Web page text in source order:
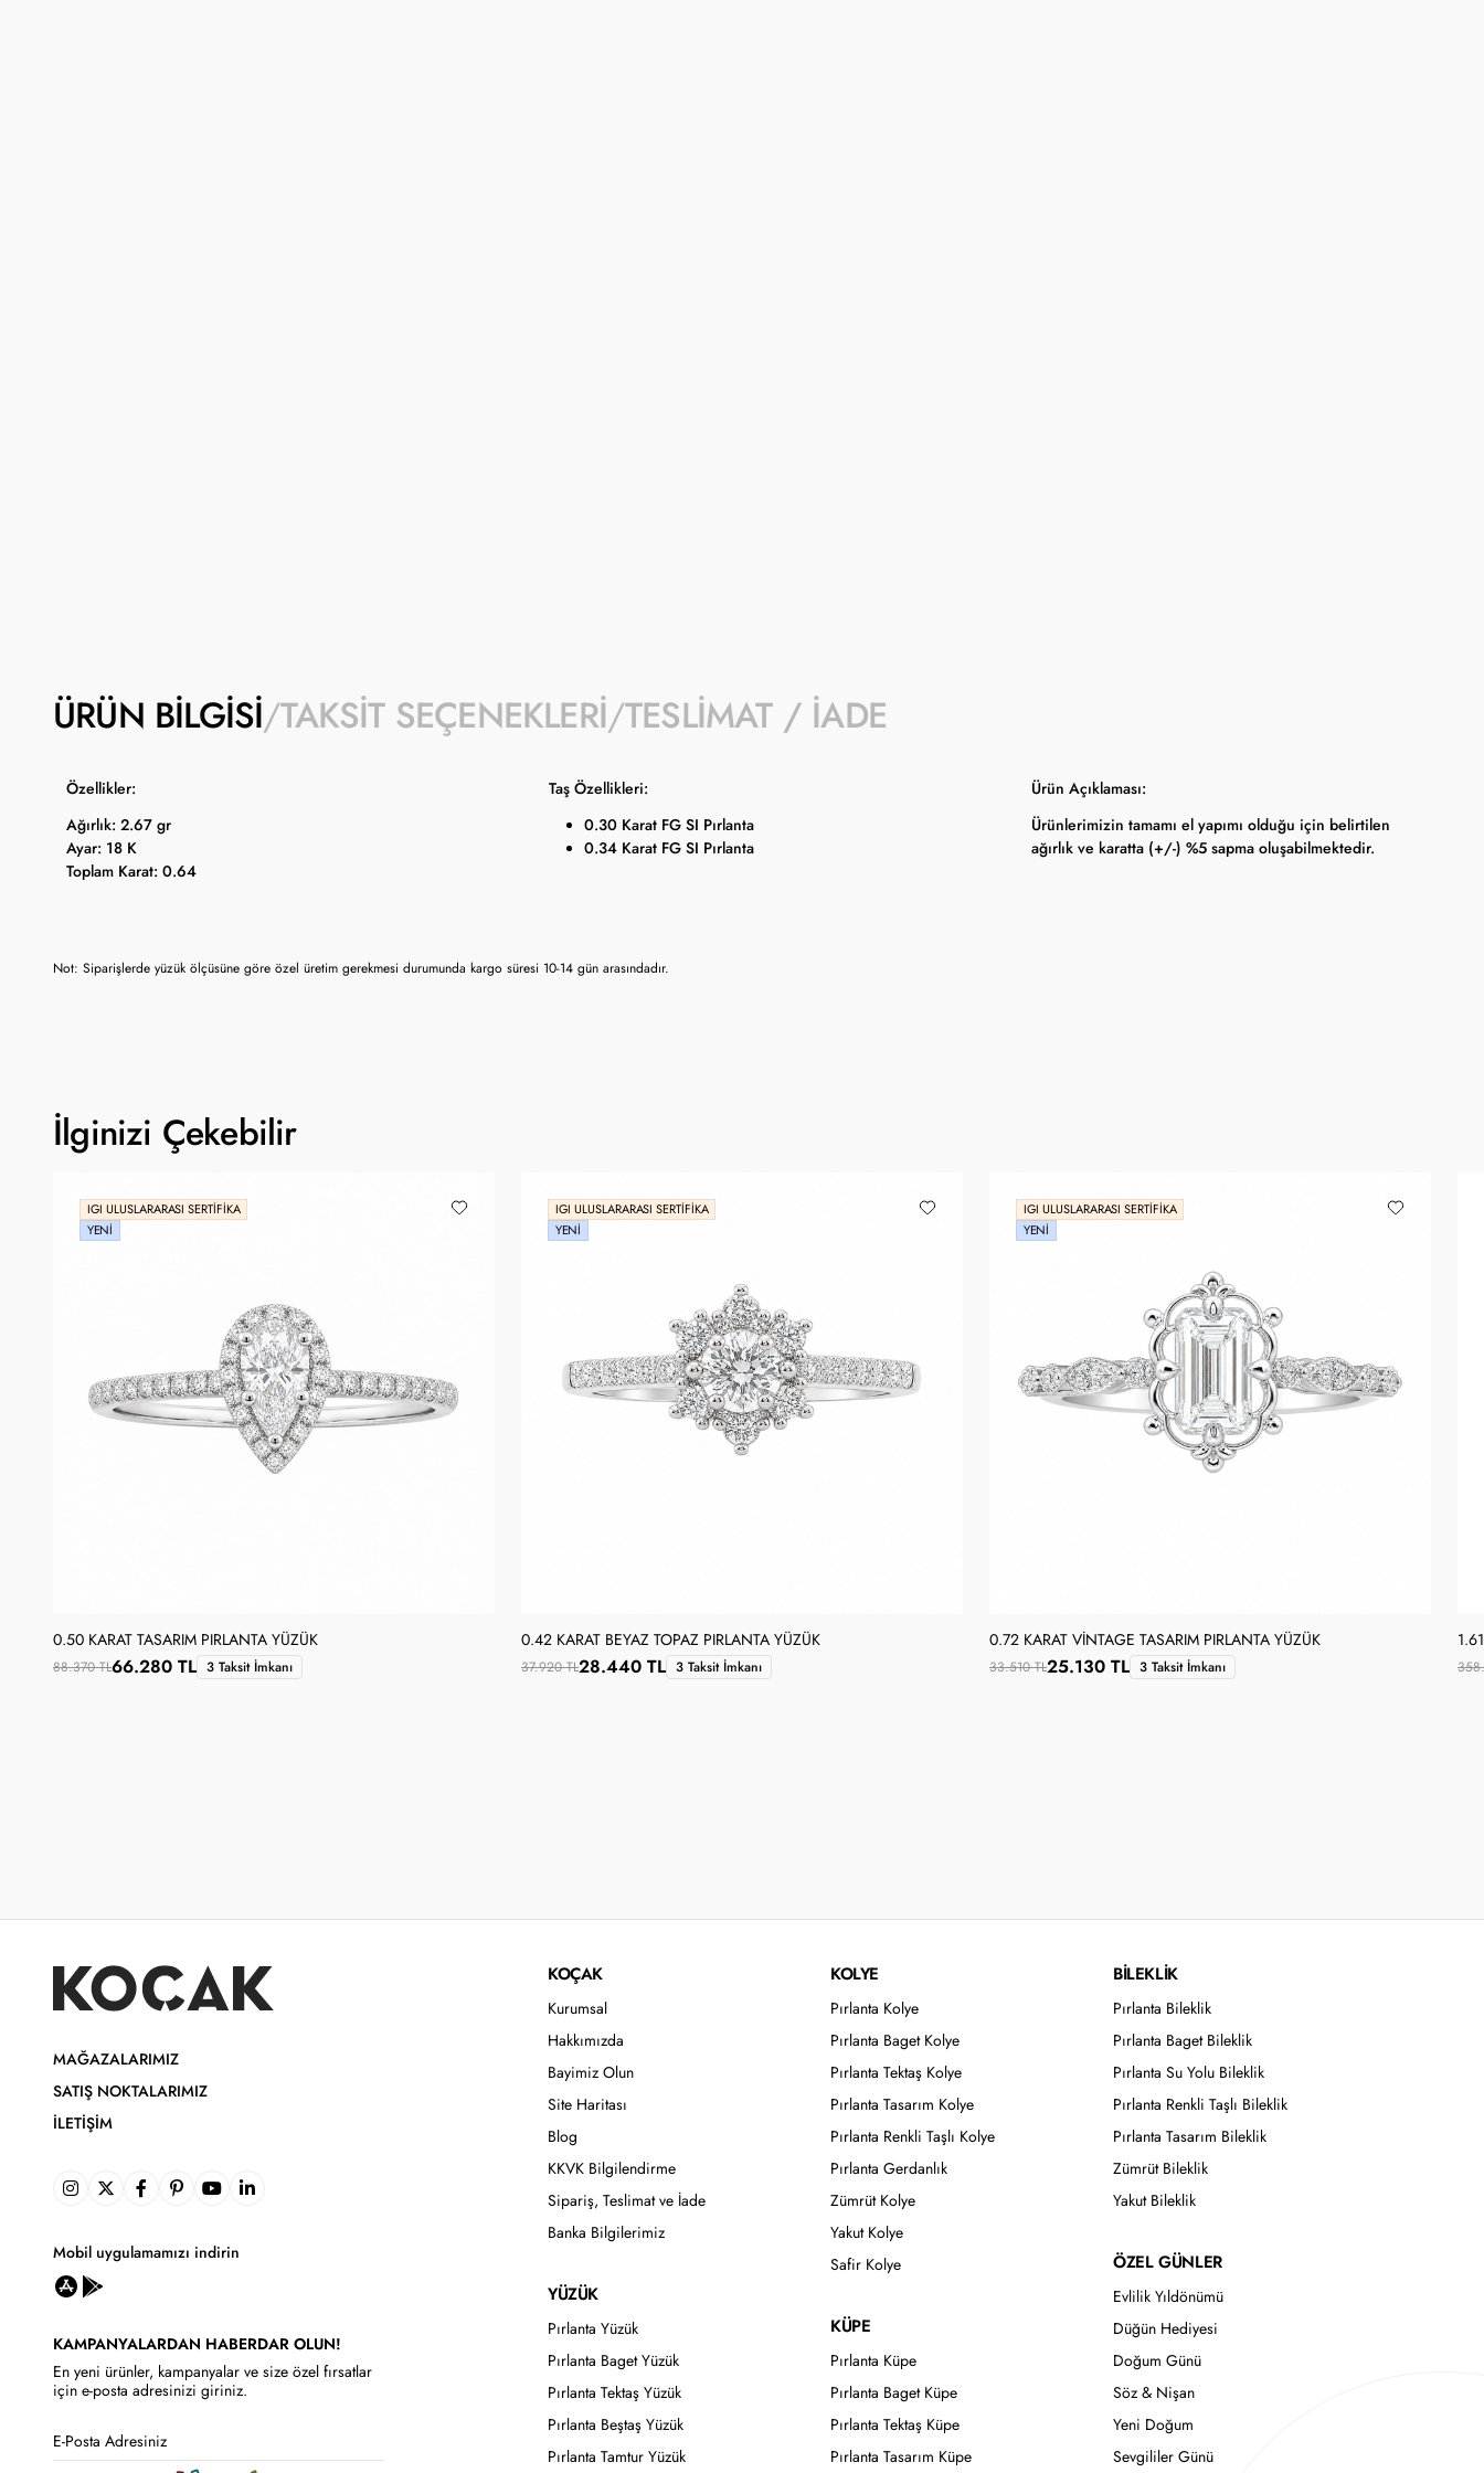
ÜRÜN BILGISI TAKSIT SEÇENEKLERI TESLIMAT / İADE
Özellikler: Taş Özellikleri:
Ürün Açıklaması:
Ağırlık: 2.67 gr
Ayar: 18 K
Toplam Karat: 0.64
0.30 Karat FG SI Pırlanta
0.34 Karat FG SI Pırlanta
Ürünlerimizin tamamı el yapımı olduğu için belirtilen
ağırlık ve karatta (+/-) %5 sapma oluşabilmektedir.
Not: Siparişlerde yüzük ölçüsüne göre özel üretim gerekmesi durumunda kargo süresi 10-14 gün arasındadır.
İlginizi Çekebilir
IGI ULUSLARARASI SERTIFIKA
YENI
0.50 KARAT TASARIM PIRLANTA YÜZÜK
88.370 TL66.280 TL 3 Taksit İmkanı
IGI ULUSLARARASI SERTIFIKA
YENI
0.42 KARAT BEYAZ TOPAZ PIRLANTA YÜZÜK
37.920 TL28.440 TL 3 Taksit İmkanı
IGI ULUSLARARASI SERTIFIKA
YENI
0.72 KARAT VINTAGE TASARIM PIRLANTA YÜZÜK
33.510 TL25.130 TL 3 Taksit İmkanı
MAĞAZALARIMIZ
SATIŞ NOKTALARIMIZ
İLETIŞIM
Mobil uygulamamızı indirin
KAMPANYALARDAN HABERDAR OLUN!
En yeni ürünler, kampanyalar ve size özel fırsatlar
için e-posta adresinizi giriniz.
KOÇAK
Kurumsal
Hakkımızda
Bayimiz Olun
Site Haritası
Blog
KKVK Bilgilendirme
Sipariş, Teslimat ve İade
Banka Bilgilerimiz
YÜZÜK
Pırlanta Yüzük
Pırlanta Baget Yüzük
Pırlanta Tektaş Yüzük
Pırlanta Beştaş Yüzük
Pırlanta Tamtur Yüzük
KOLYE
Pırlanta Kolye
Pırlanta Baget Kolye
Pırlanta Tektaş Kolye
Pırlanta Tasarım Kolye
Pırlanta Renkli Taşlı Kolye
Pırlanta Gerdanlık
Zümrüt Kolye
Yakut Kolye
Safir Kolye
KÜPE
Pırlanta Küpe
Pırlanta Baget Küpe
Pırlanta Tektaş Küpe
Pırlanta Tasarım Küpe
BİLEKLİK
Pırlanta Bileklik
Pırlanta Baget Bileklik
Pırlanta Su Yolu Bileklik
Pırlanta Renkli Taşlı Bileklik
Pırlanta Tasarım Bileklik
Zümrüt Bileklik
Yakut Bileklik
ÖZEL GÜNLER
Evlilik Yıldönümü
Düğün Hediyesi
Doğum Günü
Söz & Nişan
Yeni Doğum
Sevgililer Günü